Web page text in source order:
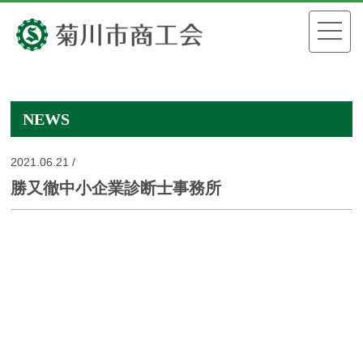
NEWS
2021.06.21 /
勝又徹中小企業診断士事務所